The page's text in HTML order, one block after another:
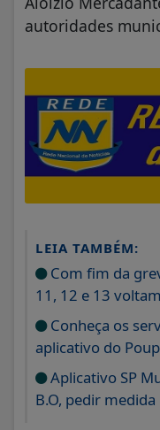
autoridades
LEIA TAMBÉM:
Com fim da
11, 12 e 13
Conheça os
aplicativo do
Aplicativo SP
B.O, pedir